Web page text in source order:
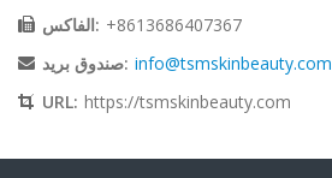
الفاكس: +8613686407367
صندوق بريد: info@tsmskinbeauty.com
URL: https://tsmskinbeauty.com